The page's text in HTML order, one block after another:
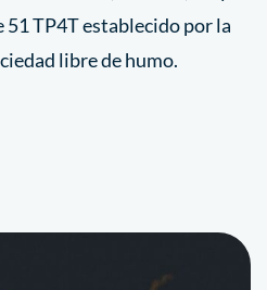
TP4T establecido por la
libre de humo.